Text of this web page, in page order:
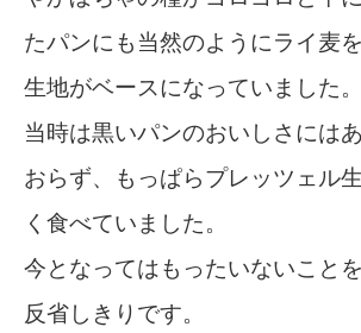
たパンにも当然のようにライ麦
生地がベースになっていました。
当時は黒いパンのおいしさには
おらず、もっぱらプレッツェル
く食べていました。
今となってはもったいないこと
反省しきりです。